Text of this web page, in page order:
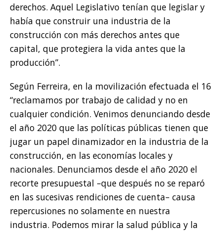
derechos. Aquel Legislativo tenían que legislar y
había que construir una industria de la
construcción con más derechos antes que
capital, que protegiera la vida antes que la
producción”.
Según Ferreira, en la movilización efectuada el 16
“reclamamos por trabajo de calidad y no en
cualquier condición. Venimos denunciando desde
el año 2020 que las políticas públicas tienen que
jugar un papel dinamizador en la industria de la
construcción, en las economías locales y
nacionales. Denunciamos desde el año 2020 el
recorte presupuestal –que después no se reparó
en las sucesivas rendiciones de cuenta– causa
repercusiones no solamente en nuestra
industria. Podemos mirar la salud pública y la